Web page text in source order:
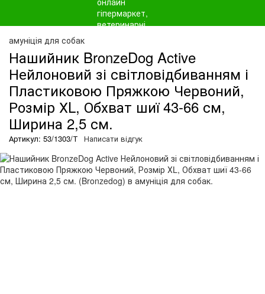
амуніція для собак
Нашийник BronzeDog Active
Нейлоновий зі світловідбиванням і
Пластиковою Пряжкою Червоний,
Розмір ХL, Обхват шиї 43-66 см,
Ширина 2,5 см.
Артикул: 53/1303/Т Написати відгук